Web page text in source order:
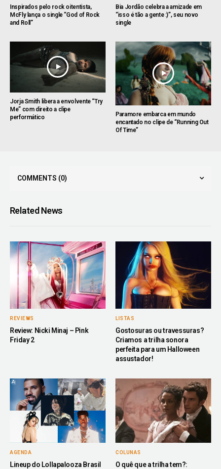
Inspirados pelo rock oitentista,
McFly lança o single “God of Rock
and Roll”
Bia Jordão celebra a amizade em
“isso é tão a gente :)”, seu novo
single
Jorja Smith libera a envolvente “Try
Me” com direito a clipe
performático
Paramore embarca em mundo
encantado no clipe de “Running Out
Of Time”
COMMENTS (0)
Related News
REVIEWS
Review: Nicki Minaj – Pink
Friday 2
LISTAS
Gostosuras ou travessuras?
Criamos a trilha sonora
perfeita para um Halloween
assustador!
AGENDA
Lineup do Lollapalooza Brasil
COLUNAS
O quê que a trilha tem?: